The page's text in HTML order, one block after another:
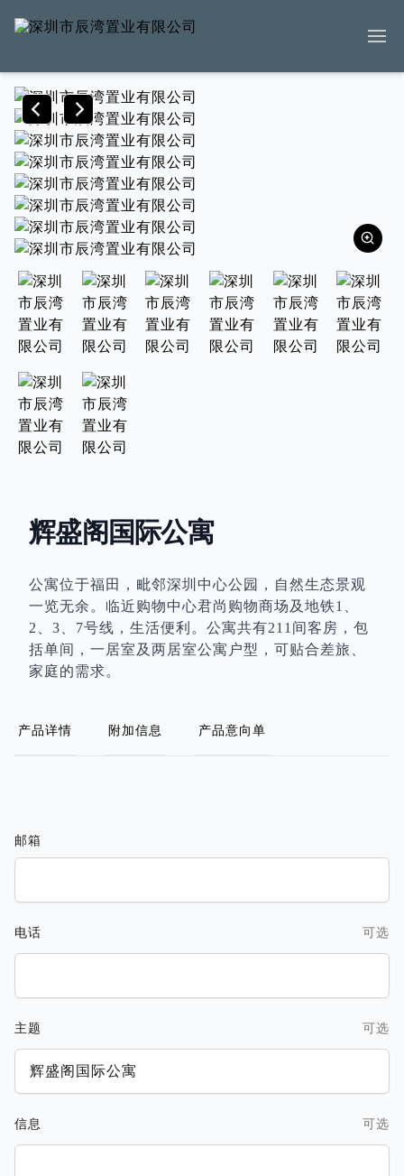
辉盛阁国际公寓
公寓位于福田，毗邻深圳中心公园，自然生态景观
一览无余。临近购物中心君尚购物商场及地铁1、
2、3、7号线，生活便利。公寓共有211间客房，包
括单间，一居室及两居室公寓户型，可贴合差旅、
家庭的需求。
产品详情 附加信息 产品意向单
邮箱
电话 可选
主题 可选
信息 可选